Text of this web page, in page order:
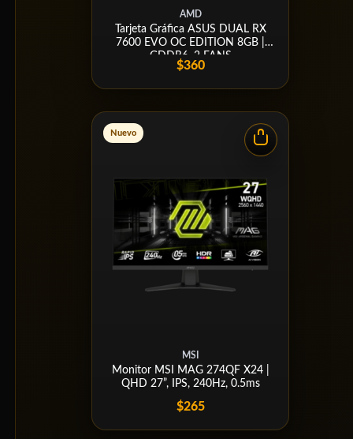
AMD
Tarjeta Gráfica ASUS DUAL RX
7600 EVO OC EDITION 8GB |
GDDR6, 2 FANS
$360
Nuevo
MSI
Monitor MSI MAG 274QF X24 |
QHD 27”, IPS, 240Hz, 0.5ms
$265